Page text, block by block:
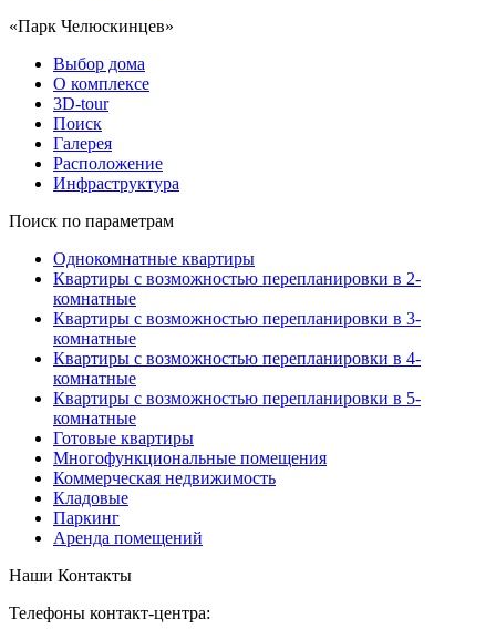
«Парк Челюскинцев»
Выбор дома
О комплексе
3D-tour
Поиск
Галерея
Расположение
Инфраструктура
Поиск по параметрам
Однокомнатные квартиры
Квартиры с возможностью перепланировки в 2-
комнатные
Квартиры с возможностью перепланировки в 3-
комнатные
Квартиры с возможностью перепланировки в 4-
комнатные
Квартиры с возможностью перепланировки в 5-
комнатные
Готовые квартиры
Многофункциональные помещения
Коммерческая недвижимость
Кладовые
Паркинг
Аренда помещений
Наши Контакты
Телефоны контакт-центра: